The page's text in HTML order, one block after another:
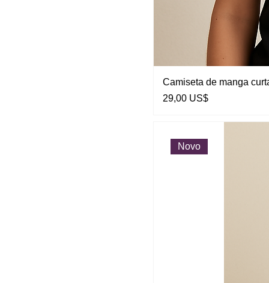
Camiseta de manga
Preço
29,00 US$
Novo